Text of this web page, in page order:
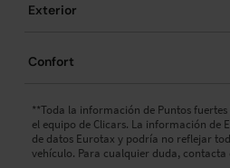
Exterior
Confort
**Toda la información de Puntos
el equipo de Clicars. La información de
de datos Eurotax y podría no reflejar
vehículo. Para cualquier duda, contacta